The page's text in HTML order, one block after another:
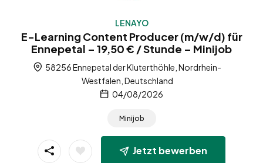
LENAYO
E-Learning Content Producer (m/w/d) für
Ennepetal – 19,50 € / Stunde – Minijob
58256 Ennepetal der Kluterthöhle, Nordrhein-
Westfalen, Deutschland
04/08/2026
Minijob
Jetzt bewerben